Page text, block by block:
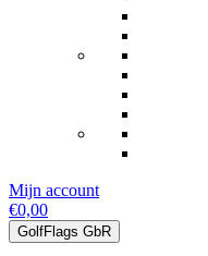
Mijn account
€0,00
GolfFlags GbR